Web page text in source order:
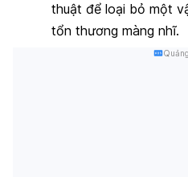
thuật để loại bỏ một
tổn thương màng nhĩ.